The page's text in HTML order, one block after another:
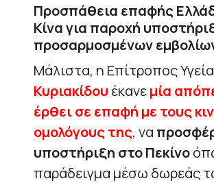
Προσπάθεια επαφής
Κίνα για παροχή
προσαρμοσμένων
Μάλιστα, η Επίτροπος
Κυριακίδου έκανεμία
έρθει σε επαφή με τους
ομολόγους της, να
υποστήριξη στο Πεκίνο
παράδειγμα μέσω δωρεάς